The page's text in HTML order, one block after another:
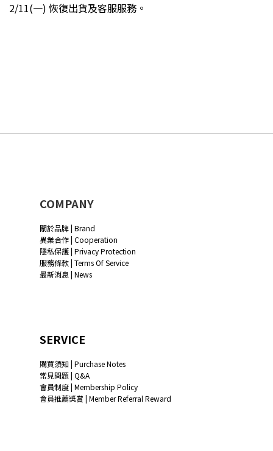
2/11(一) 恢復出貨及客服服務。
COMPANY
關於品牌 | Brand
異業合作 | Cooperation
隱私保護 | Privacy Protection
服務條款 | Terms Of Service
最新消息 | News
SERVICE
購買須知 | Purchase Notes
常見問題 | Q&A
會員制度 | Membership Policy
會員推薦獎賞 | Member Referral Reward